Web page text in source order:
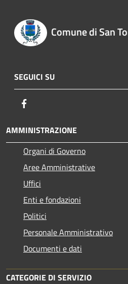
Comune di San
SEGUICI SU
AMMINISTRAZIONE
Organi di Governo
Aree Amministrative
Uffici
Enti e fondazioni
Politici
Personale Amministrativo
Documenti e dati
CATEGORIE DI SERVIZIO